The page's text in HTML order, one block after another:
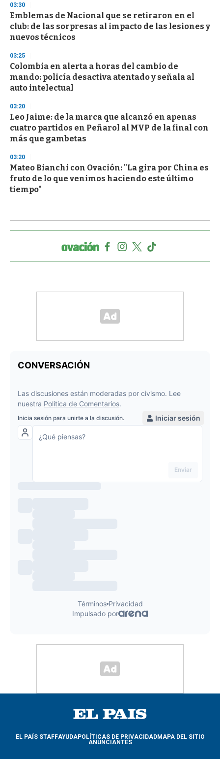
03:30
Emblemas de Nacional que se retiraron en el
club: de las sorpresas al impacto de las lesiones y
nuevos técnicos
03:25
Colombia en alerta a horas del cambio de
mando: policía desactiva atentado y señala al
auto intelectual
03:20
Leo Jaime: de la marca que alcanzó en apenas
cuatro partidos en Peñarol al MVP de la final con
más que gambetas
03:20
Mateo Bianchi con Ovación: "La gira por China es
fruto de lo que venimos haciendo este último
tiempo"
EL PAÍS STAFFAYUDAPOLÍTICAS DE PRIVACIDADMAPA DEL SITIO
ANUNCIANTES